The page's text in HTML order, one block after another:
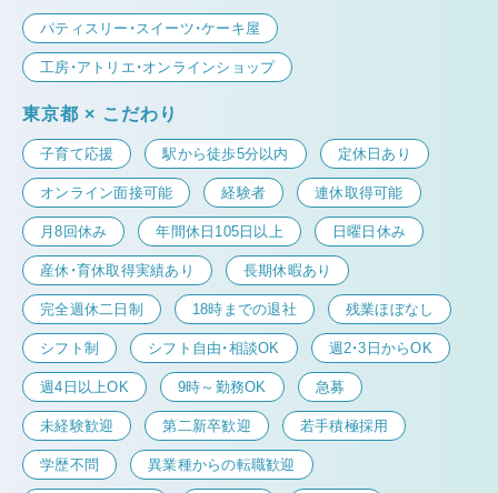
パティスリー・スイーツ・ケーキ屋
工房・アトリエ・オンラインショップ
東京都 × こだわり
子育て応援 駅から徒歩5分以内 定休日あり
オンライン面接可能 経験者 連休取得可能
月8回休み 年間休日105日以上 日曜日休み
産休・育休取得実績あり 長期休暇あり
完全週休二日制 18時までの退社 残業ほぼなし
シフト制 シフト自由・相談OK 週2・3日からOK
週4日以上OK 9時～勤務OK 急募
未経験歓迎 第二新卒歓迎 若手積極採用
学歴不問 異業種からの転職歓迎